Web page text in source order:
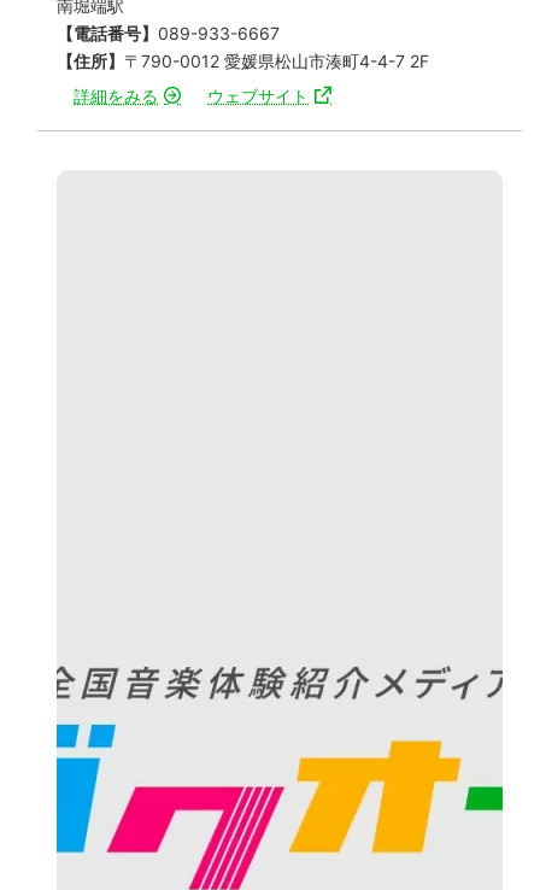
南堀端駅
【電話番号】 089-933-6667
【住所】 〒790-0012 愛媛県松山市湊町4-4-7 2F
詳細をみる
ウェブサイト